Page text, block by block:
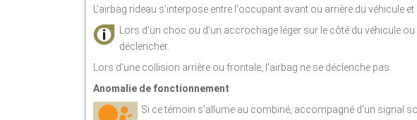
L'airbag rideau s'interpose entre l'occupant avant ou arrière du véhicule et
Lors d'un choc ou d'un accrochage léger sur le côté du véhicule
déclencher.
Lors d'une collision arrière ou frontale, l'airbag ne se déclenche pas.
Anomalie de fonctionnement
Si ce témoin s'allume au combiné, accompagné d'un signal